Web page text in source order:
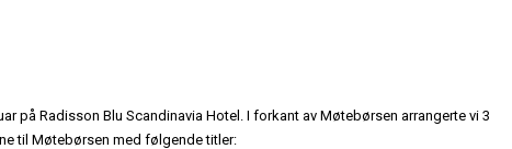
på Radisson Blu Scandinavia Hotel. I forkant av Møtebørsen arrangerte vi 3
til Møtebørsen med følgende titler: